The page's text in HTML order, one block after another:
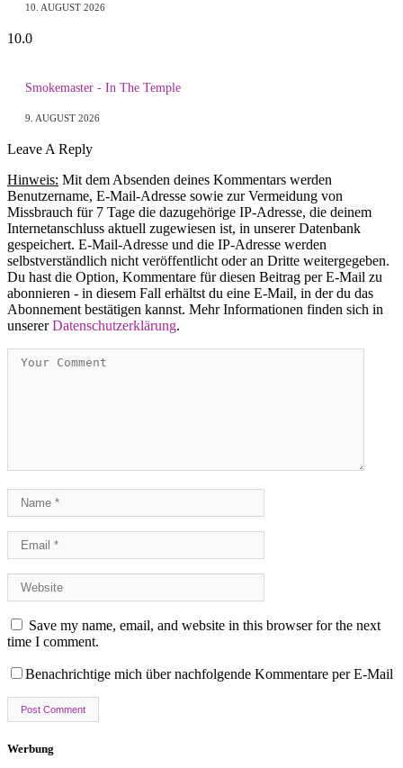
10. AUGUST 2026
10.0
Smokemaster - In The Temple
9. AUGUST 2026
Leave A Reply
Hinweis: Mit dem Absenden deines Kommentars werden
Benutzername, E-Mail-Adresse sowie zur Vermeidung von
Missbrauch für 7 Tage die dazugehörige IP-Adresse, die deinem
Internetanschluss aktuell zugewiesen ist, in unserer Datenbank
gespeichert. E-Mail-Adresse und die IP-Adresse werden
selbstverständlich nicht veröffentlicht oder an Dritte weitergegeben.
Du hast die Option, Kommentare für diesen Beitrag per E-Mail zu
abonnieren - in diesem Fall erhältst du eine E-Mail, in der du das
Abonnement bestätigen kannst. Mehr Informationen finden sich in
unsererDatenschutzerklärung.
Save my name, email, and website in this browser for the next
time I comment.
Benachrichtige mich über nachfolgende Kommentare per E-Mail
Werbung